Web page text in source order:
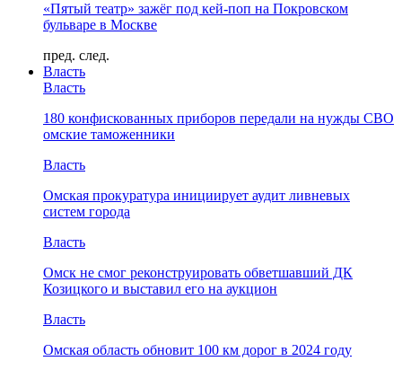
«Пятый театр» зажёг под кей-поп на Покровском
бульваре в Москве
пред. след.
Власть
Власть
180 конфискованных приборов передали на нужды СВО
омские таможенники
Власть
Омская прокуратура инициирует аудит ливневых
систем города
Власть
Омск не смог реконструировать обветшавший ДК
Козицкого и выставил его на аукцион
Власть
Омская область обновит 100 км дорог в 2024 году